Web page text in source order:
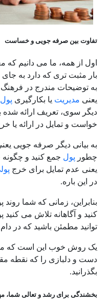
تفاوت بین صرفه جویی و خساست
اول از همه، ما می دانیم که
بار مثبت تری که دارد به
به توضیحات مندرج در
یعنی مدیریت یا بکارگیری پول
دیگر سوی، تعریف ارائه
خواست و تمایل در ارائه یا
به بیانی دیگر صرفه جویی
چطور پول جمع کنید و
یعنی عدم تمایل برای خرج
در
این باره.
بنابراین، زمانی که شما روند
کنید و آگاهانه تلاش می
توانید مطمئن باشید که در
یک روش خوب این است که
دست و دلبازی را که نقطه
بگذرانید.
بخشندگی برای رشد و تعالی شما،